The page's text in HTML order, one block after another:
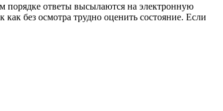
порядке ответы высылаются на электронную
без осмотра трудно оценить состояние. Если